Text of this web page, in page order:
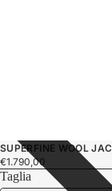
SUPERFINE WOOL
€1.790,00
Taglia